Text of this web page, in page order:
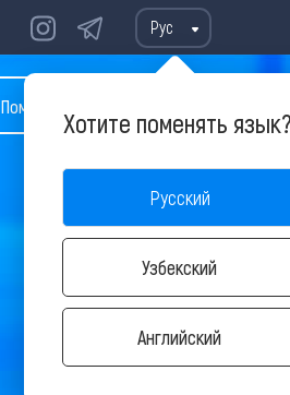
Рус
Хотите поменять
Русский
Узбекский
Английский
Помощь в подборе тура